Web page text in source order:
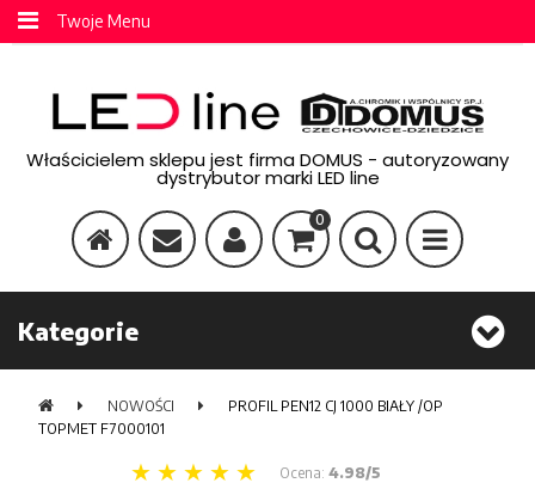
Twoje Menu
Właścicielem sklepu jest firma DOMUS - autoryzowany
dystrybutor marki LED line
0
Kategorie
NOWOŚCI
PROFIL PEN12 CJ 1000 BIAŁY /OP
TOPMET F7000101
Ocena: 4.98/5